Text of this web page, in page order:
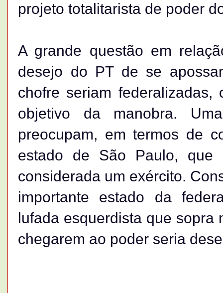
projeto totalitarista de poder
A grande questão em
desejo do PT de se
chofre seriam
objetivo da manobra.
preocupam, em termos de
estado de São Paulo, que
considerada um exército.
importante estado da
lufada esquerdista que
chegarem ao poder seria